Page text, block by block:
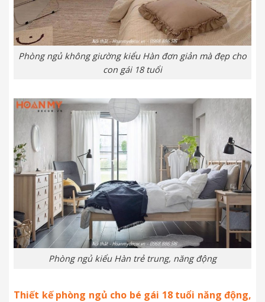
Phòng ngủ không giường kiểu Hàn đơn giản mà đẹp cho
con gái 18 tuổi
Phòng ngủ kiểu Hàn trẻ trung, năng động
Thiết kế phòng ngủ cho bé gái 18 tuổi năng động,